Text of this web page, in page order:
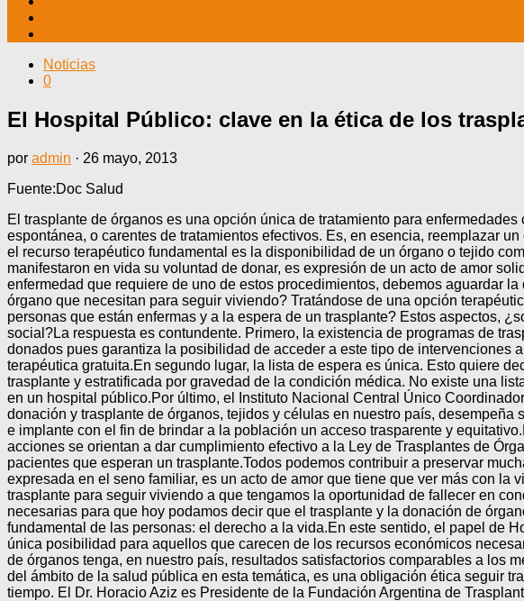
Noticias
0
El Hospital Público: clave en la ética de los
por admin · 26 mayo, 2013
Fuente:Doc Salud
El trasplante de órganos es una opción única de tratamiento para
espontánea, o carentes de tratamientos efectivos. Es, en esencia, reemplazar
el recurso terapéutico fundamental es la disponibilidad de un órgano o tejido
manifestaron en vida su voluntad de donar, es expresión de un acto de amor
enfermedad que requiere de uno de estos procedimientos, debemos aguardar
órgano que necesitan para seguir viviendo? Tratándose de una opción
personas que están enfermas y a la espera de un trasplante? Estos aspectos,
social?La respuesta es contundente. Primero, la existencia de programas de
donados pues garantiza la posibilidad de acceder a este tipo de
terapéutica gratuita.En segundo lugar, la lista de espera es única. Esto quiere
trasplante y estratificada por gravedad de la condición médica. No existe una
en un hospital público.Por último, el Instituto Nacional Central Único
donación y trasplante de órganos, tejidos y células en nuestro país,
e implante con el fin de brindar a la población un acceso trasparente y
acciones se orientan a dar cumplimiento efectivo a la Ley de Trasplantes de
pacientes que esperan un trasplante.Todos podemos contribuir a preservar
expresada en el seno familiar, es un acto de amor que tiene que ver más con
trasplante para seguir viviendo a que tengamos la oportunidad de fallecer en
necesarias para que hoy podamos decir que el trasplante y la donación de
fundamental de las personas: el derecho a la vida.En este sentido, el papel de
única posibilidad para aquellos que carecen de los recursos económicos
de órganos tenga, en nuestro país, resultados satisfactorios comparables a los
del ámbito de la salud pública en esta temática, es una obligación ética seguir
tiempo. El Dr. Horacio Aziz es Presidente de la Fundación Argentina de